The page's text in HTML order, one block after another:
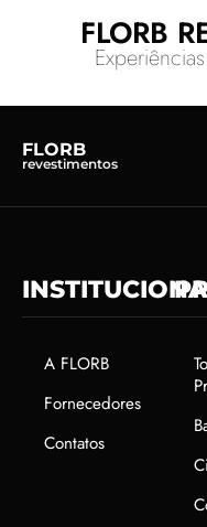
FLORB
FLORB
revestimentos
A FLORB
Fornecedores
Contatos